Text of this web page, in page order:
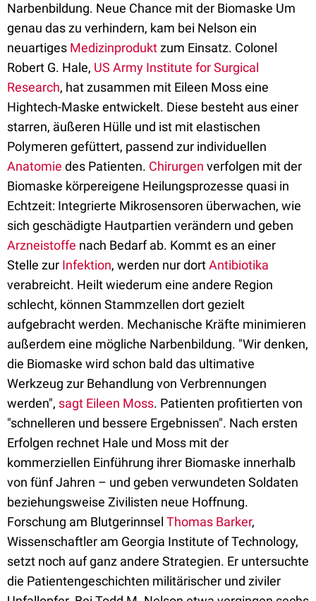
Narbenbildung. Neue Chance mit der Biomaske Um
genau das zu verhindern, kam bei Nelson ein
neuartiges Medizinproduktzum Einsatz. Colonel
Robert G. Hale, US Army Institute for Surgical
Research, hat zusammen mit Eileen Moss eine
Hightech-Maske entwickelt. Diese besteht aus einer
starren, äußeren Hülle und ist mit elastischen
Polymeren gefüttert, passend zur individuellen
Anatomie des Patienten. Chirurgen verfolgen mit der
Biomaske körpereigene Heilungsprozesse quasi in
Echtzeit: Integrierte Mikrosensoren überwachen, wie
sich geschädigte Hautpartien verändern und geben
Arzneistoffe nach Bedarf ab. Kommt es an einer
Stelle zur Infektion, werden nur dortAntibiotika
verabreicht. Heilt wiederum eine andere Region
schlecht, können Stammzellen dort gezielt
aufgebracht werden. Mechanische Kräfte minimieren
außerdem eine mögliche Narbenbildung. "Wir denken,
die Biomaske wird schon bald das ultimative
Werkzeug zur Behandlung von Verbrennungen
werden", sagt Eileen Moss. Patienten profitierten von
"schnelleren und bessere Ergebnissen". Nach ersten
Erfolgen rechnet Hale und Moss mit der
kommerziellen Einführung ihrer Biomaske innerhalb
von fünf Jahren – und geben verwundeten Soldaten
beziehungsweise Zivilisten neue Hoffnung.
Forschung am Blutgerinnsel Thomas Barker,
Wissenschaftler am Georgia Institute of Technology,
setzt noch auf ganz andere Strategien. Er untersuchte
die Patientengeschichten militärischer und ziviler